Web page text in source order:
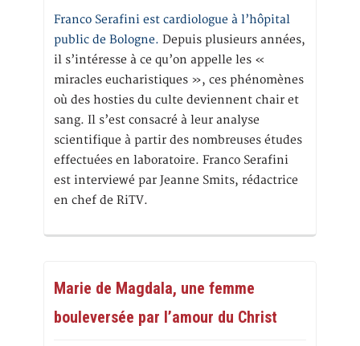
Franco Serafini est cardiologue à l’hôpital
public de Bologne. Depuis plusieurs années,
il s’intéresse à ce qu’on appelle les «
miracles eucharistiques », ces phénomènes
où des hosties du culte deviennent chair et
sang. Il s’est consacré à leur analyse
scientifique à partir des nombreuses études
effectuées en laboratoire. Franco Serafini
est interviewé par Jeanne Smits, rédactrice
en chef de RiTV.
Marie de Magdala, une femme
bouleversée par l’amour du Christ